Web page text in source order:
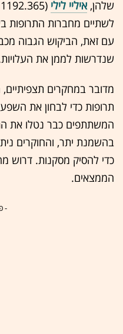
שלהן,איליי לילי (1192.365 ,‎
לשתיים מחברות התרופות
עם זאת, הביקוש הגבוה
שנדרשות לממן את
מדובר במחקרים
תרופות כדי לבחון את
המשתתפים כבר נטלו את
בהשמנת יתר, והחוקרים
כדי להסיק מסקנות. דרוש
הממצאים.
-